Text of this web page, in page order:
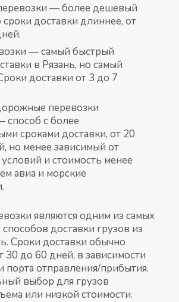
— более дешевый
сроки доставки длиннее, от
— самый быстрый
в Рязань, но самый
доставки от 3 до 7
перевозки
способ с более
сроками доставки, от 20
но менее зависимый от
и стоимость менее
авиа и морские
являются одним из самых
доставки грузов из
Сроки доставки обычно
30 до 60 дней, в зависимости
порта отправления/прибытия.
выбор для грузов
или низкой стоимости.